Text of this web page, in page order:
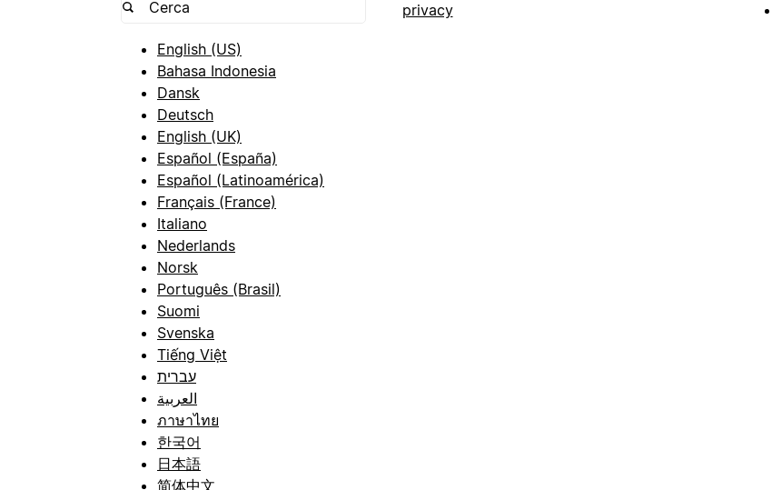
English (US)
Bahasa Indonesia
Dansk
Deutsch
English (UK)
Español (España)
Español (Latinoamérica)
Français (France)
Italiano
Nederlands
Norsk
Português (Brasil)
Suomi
Svenska
Tiếng Việt
עברית
العربية
ภาษาไทย
한국어
日本語
简体中文
privacy